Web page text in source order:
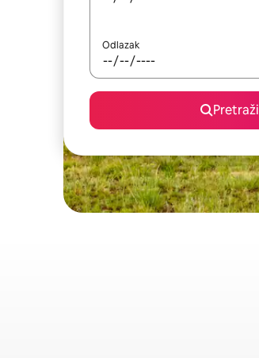
Odlazak
Pretraži